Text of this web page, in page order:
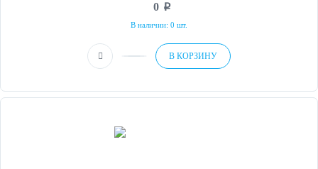
0 p
В наличии: 0 шт.
В КОРЗИНУ